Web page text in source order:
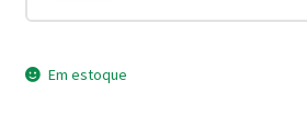
de
nosso
Em estoque